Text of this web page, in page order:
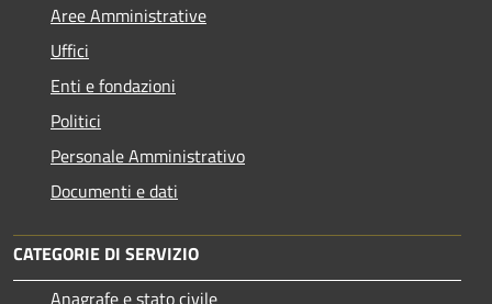
Aree Amministrative
Uffici
Enti e fondazioni
Politici
Personale Amministrativo
Documenti e dati
CATEGORIE DI SERVIZIO
Anagrafe e stato civile